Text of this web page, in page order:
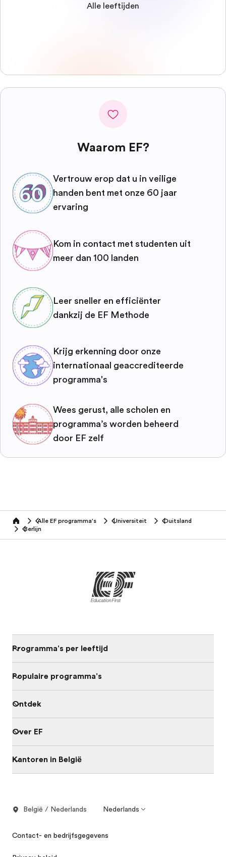
Alle leeftijden
Waarom EF?
Vertrouw erop dat u in veilige
handen bent met onze 60 jaar
ervaring
Kom in contact met studenten uit
meer dan 100 landen
Leer sneller en efficiënter
dankzij de EF Methode
Krijg erkenning door onze
internationaal geaccrediteerde
programma's
Wees gerust, alle scholen en
programma’s worden beheerd
door EF zelf
home Alle EF programma's Universiteit
Duitsland
Berlijn
Programma's per leeftijd
Populaire programma's
Ontdek
Over EF
Kantoren in België
België / Nederlands Nederlands
Contact- en bedrijfsgegevens